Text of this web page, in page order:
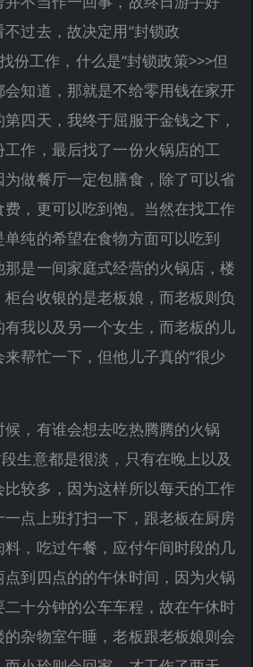
过去，故决定用“封锁政
份工作，什么是“封锁政策>>>但
会知道，那就是不给零用钱在家开
四天，我终于屈服于金钱之下，
作，最后找了一份火锅店的工
做餐厅一定包膳食，除了可以省
，更可以吃到饱。当然在找工作
纯的希望在食物方面可以吃到
是一间家庭式经营的火锅店，楼
台收银的是老板娘，而老板则负
我以及另一个女生，而老板的儿
帮忙一下，但他儿子真的“很少
，有谁会想去吃热腾腾的火锅
生意都是很淡，只有在晚上以及
较多，因为这样所以每天的工作
点上班打扫一下，跟老板在厨房
，吃过午餐，应付午间时段的几
到四点的的午休时间，因为火锅
十分钟的公车车程，故在午休时
杂物室午睡，老板跟老板娘则会